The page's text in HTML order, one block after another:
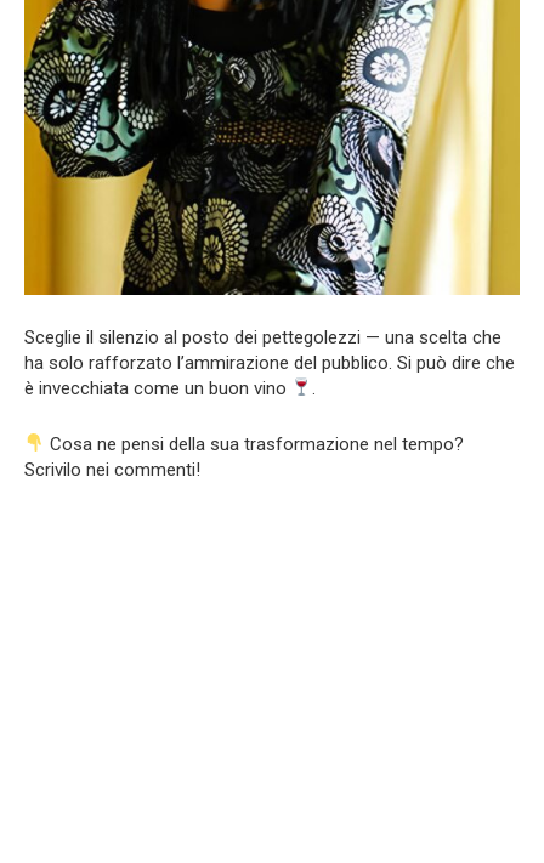
Sceglie il silenzio al posto dei pettegolezzi — una scelta che
ha solo rafforzato l’ammirazione del pubblico. Si può dire che
è invecchiata come un buon vino
.
Cosa ne pensi della sua trasformazione nel tempo?
Scrivilo nei commenti!